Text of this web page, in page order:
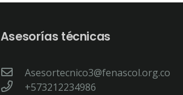
Asesorías técnicas
Asesortecnico3@fenascol.org.co
+573212234986